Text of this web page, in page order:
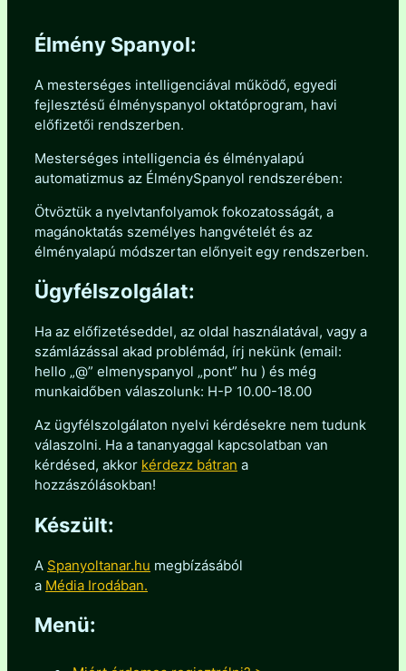
Élmény Spanyol:
A mesterséges intelligenciával működő, egyedi
fejlesztésű élményspanyol oktatóprogram, havi
előfizetői rendszerben.
Mesterséges intelligencia és élményalapú
automatizmus az ÉlménySpanyol rendszerében:
Ötvöztük a nyelvtanfolyamok fokozatosságát, a
magánoktatás személyes hangvételét és az
élményalapú módszertan előnyeit egy rendszerben.
Ügyfélszolgálat:
Ha az előfizetéseddel, az oldal használatával, vagy a
számlázással akad problémád, írj nekünk (email:
hello „@” elmenyspanyol „pont” hu ) és még
munkaidőben válaszolunk: H-P 10.00-18.00
Az ügyfélszolgálaton nyelvi kérdésekre nem tudunk
válaszolni. Ha a tananyaggal kapcsolatban van
kérdésed, akkor kérdezz bátran a
hozzászólásokban!
Készült:
A Spanyoltanar.hu megbízásából
a Média Irodában.
Menü: